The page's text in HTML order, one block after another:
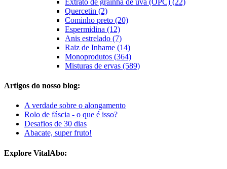
Extrato de grainha de uva (OPC) (22)
Quercetin (2)
Cominho preto (20)
Espermidina (12)
Anis estrelado (7)
Raiz de Inhame (14)
Monoprodutos (364)
Misturas de ervas (589)
Artigos do nosso blog:
A verdade sobre o alongamento
Rolo de fáscia - o que é isso?
Desafios de 30 dias
Abacate, super fruto!
Explore VitalAbo: